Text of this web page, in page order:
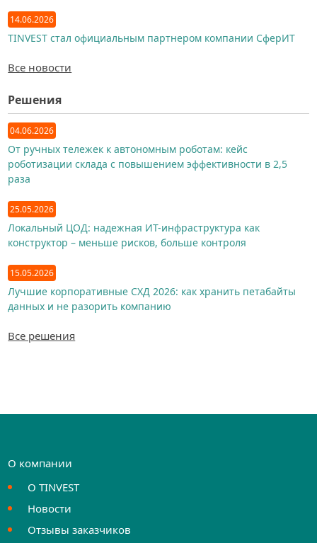
14.06.2026
TINVEST стал официальным партнером компании СферИТ
Все новости
Решения
04.06.2026
От ручных тележек к автономным роботам: кейс
роботизации склада с повышением эффективности в 2,5
раза
25.05.2026
Локальный ЦОД: надежная ИТ-инфраструктура как
конструктор – меньше рисков, больше контроля
15.05.2026
Лучшие корпоративные СХД 2026: как хранить петабайты
данных и не разорить компанию
Все решения
О компании
О TINVEST
Новости
Отзывы заказчиков